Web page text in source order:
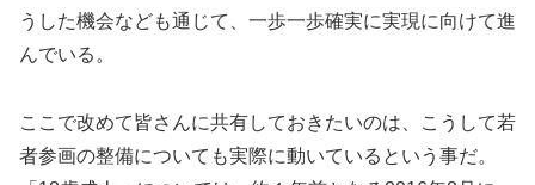
うした機会なども通じて、一歩一歩確実に実現に向けて進
んでいる。
ここで改めて皆さんに共有しておきたいのは、こうして若
者参画の整備についても実際に動いているという事だ。